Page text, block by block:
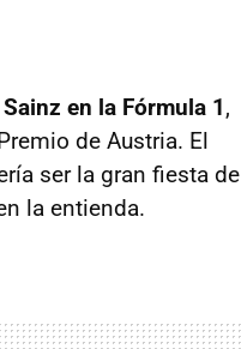
en la Fórmula 1,
de Austria. El
ser la gran fiesta de
la entienda.